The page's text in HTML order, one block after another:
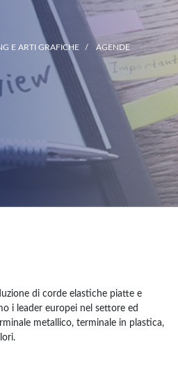
E ARTI GRAFICHE AGENDE
di corde elastiche piatte e
i leader europei nel settore ed
metallico, terminale in plastica,